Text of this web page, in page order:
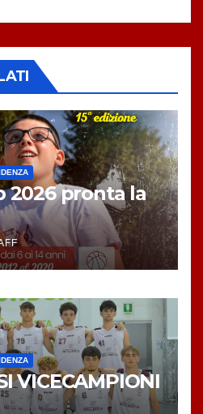
2026 pronta la
VICECAMPIONI